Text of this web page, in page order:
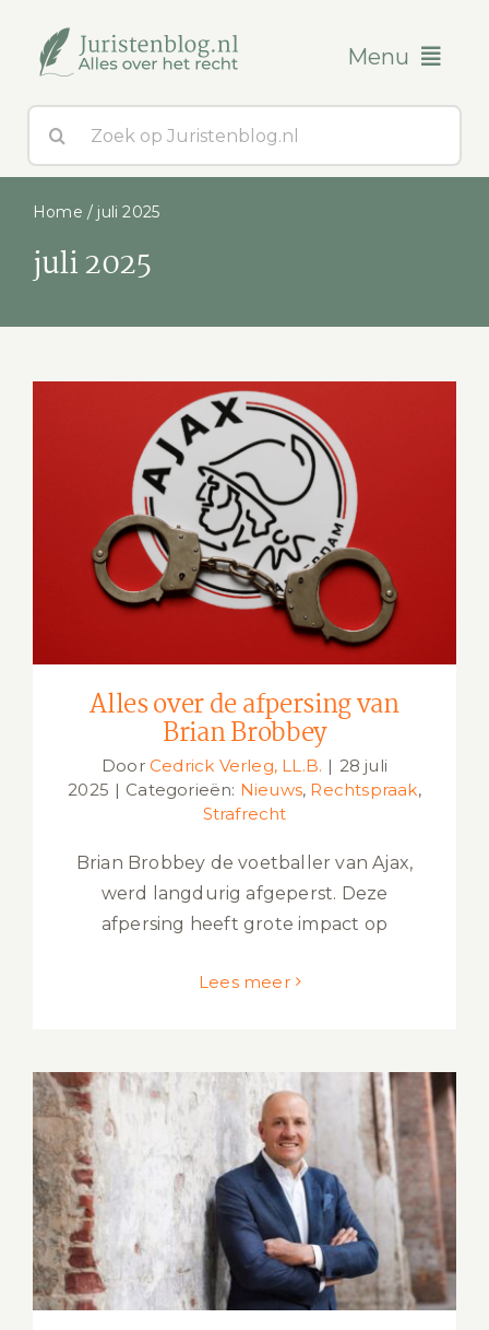
inhoud
Menu
Blogs
Over ons
Contact
naar:
Home / juli 2025
juli 2025
Alles over de afpersing van Brian
Brobbey
Alles over de afpersing van
Brian Brobbey
Door Cedrick Verleg, LL.B. | 28 juli
2025 | Categorieën: Nieuws, Rechtspraak,
Strafrecht
Brian Brobbey de voetballer van Ajax,
werd langdurig afgeperst. Deze
afpersing heeft grote impact op
Lees meer
Alles over Frits van Eerd | Vermogen
en meer